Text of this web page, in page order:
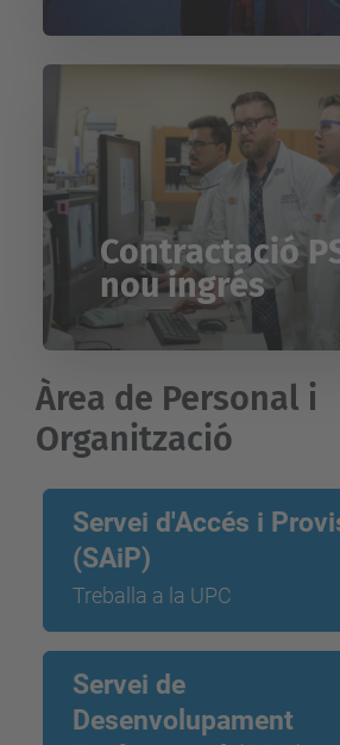
Contractació
nou ingrés
Àrea de Personal i
Organització
Servei d'Accés i
(SAiP)
Treballa a la UPC
Servei de
Desenvolupament